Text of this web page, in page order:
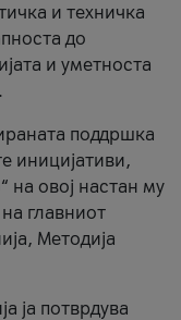
и техничка
до
и уметноста
поддршка
иницијативи,
на овој настан му
главниот
Методија
ја потврдува